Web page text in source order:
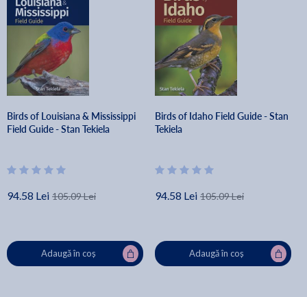
Birds of Louisiana & Mississippi
Field Guide - Stan Tekiela
94.58 Lei 105.09 Lei
Adaugă în coș
Birds of Idaho Field Guide - Stan
Tekiela
94.58 Lei 105.09 Lei
Adaugă în coș